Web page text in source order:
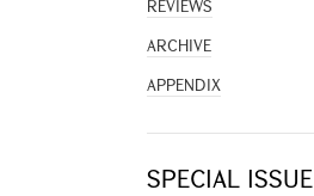
REVIEWS
ARCHIVE
APPENDIX
SPECIAL ISSUE